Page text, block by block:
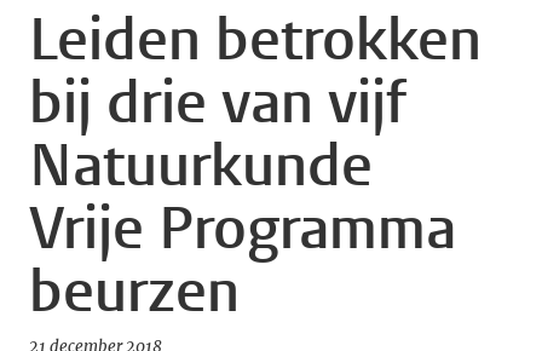
Leiden betrokken
bij drie van vijf
Natuurkunde
Vrije Programma
beurzen
21 december 2018